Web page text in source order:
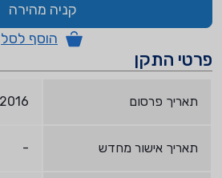
קניה מהירה
הוסף לסל
פרטי התקן
תאריך פרסום
תאריך אישור מחדש -